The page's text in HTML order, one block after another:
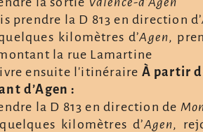
prendre la D 813 en direction d’
kilomètres d’Agen,
la rue Lamartine
ensuite l'itinéraire À partir
d’Agen :
la D 813 en direction de
kilomètres d’Agen,